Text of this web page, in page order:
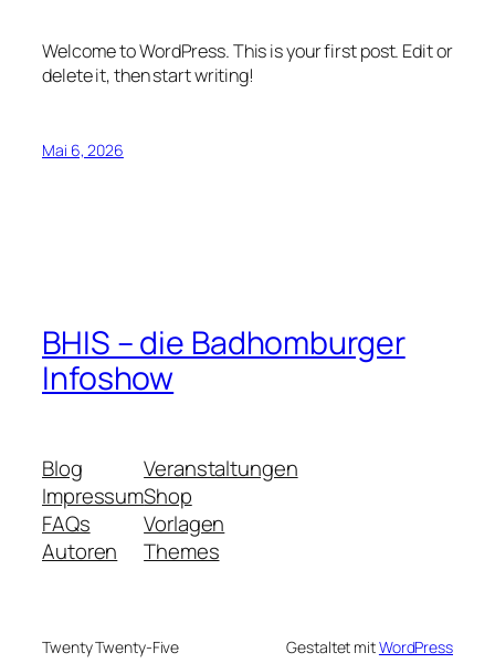
Welcome to WordPress. This is your first post. Edit or
delete it, then start writing!
Mai 6, 2026
BHIS – die Badhomburger
Infoshow
Blog
Impressum
FAQs
Autoren
Veranstaltungen
Shop
Vorlagen
Themes
Twenty Twenty-Five Gestaltet mitWordPress